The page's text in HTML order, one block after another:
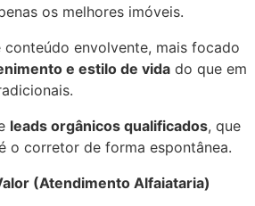
os melhores imóveis.
conteúdo envolvente, mais focado
e estilo de vida do que em
leads orgânicos qualificados, que
o corretor de forma espontânea.
(Atendimento Alfaiataria)